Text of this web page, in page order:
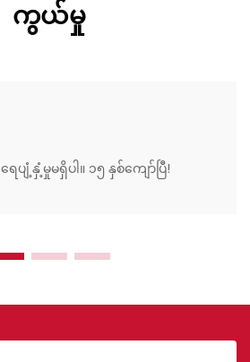
ကွယ်မှု
ပျံ့နှံ့မှုမရှိပါ။ ၁၅ နှစ်ကျော်ပြီ!